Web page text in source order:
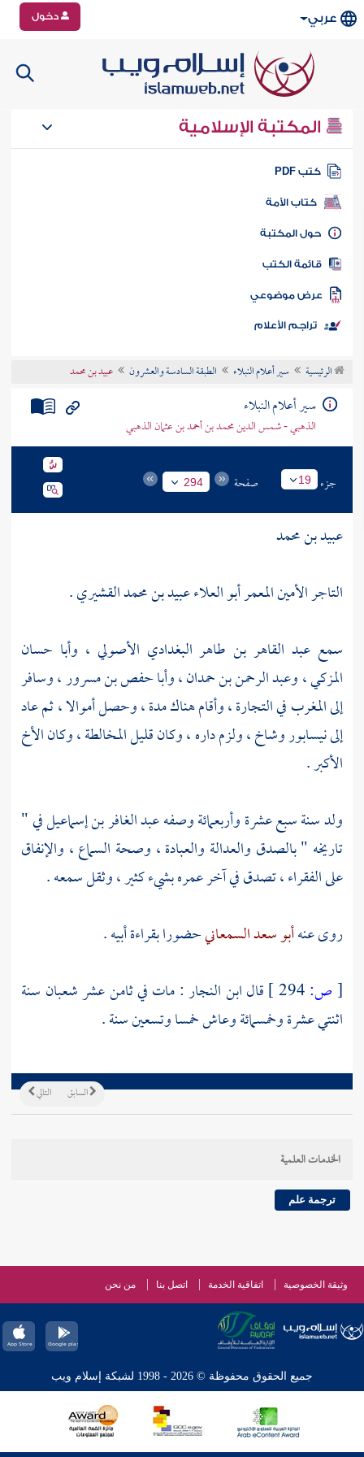
عربي دخول
المكتبة الإسلامية
كتب PDF
كتاب الأمة
المكتبة
الكتب
موضوعي
تراجم الأعلام
الرئيسية سير أعلام النبلاء الطبقة السادسة والعشرون عبيد بن محمد
سير أعلام النبلاء
الذهبي - شمس الدين محمد بن أحمد بن عثمان الذهبي
جزء 19 صفحة 294
عبيد بن محمد
التاجر الأمين المعمر أبو العلاء عبيد بن محمد القشيري .
سمععبد القاهر بن طاهر البغدادي الأصولي ، وأبا حسان
المزكي،وعبد الرحمن بن حمدان،وأبا حفص بن مسرور، وسافر
إلىالمغربفي التجارة ، وأقام هناك مدة ، وحصل أموالا ، ثم عاد
إلىنيسابوروشاخ ، ولزم داره ، وكان قليل المخالطة ، وكان الأخ
الأكبر .
ولد سنة سبع عشرة وأربعمائة وصفهعبد الغافر بن إسماعيلفي "
تاريخه " بالصدق والعدالة والعبادة ، وصحة السماع ، والإنفاق
على الفقراء ، تصدق في آخر عمره بشيء كثير ، وثقل سمعه .
روى عنهأبو سعد السمعانيحضورا بقراءة أبيه .
[ص: قالابن النجار: مات في ثامن عشر شعبان سنة
اثنتي عشرة وخمسمائة وعاش خمسا وتسعين سنة .
التالي السابق
الخدمات العلمية
ترجمة علم
وثيقة الخصوصية اتفاقية الخدمة اتصل بنا من نحن
جميع الحقوق محفوظة © 2026 - 1998 لشبكة إسلام ويب